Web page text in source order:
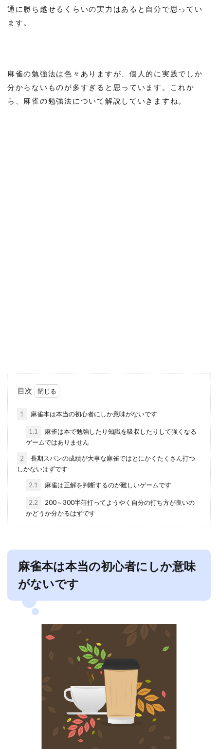
通に勝ち越せるくらいの実力はあると自分で思ってい
ます。
麻雀の勉強法は色々ありますが、個人的に実践でしか
分からないものが多すぎると思っています。これか
ら、麻雀の勉強法について解説していきますね。
目次
1 麻雀本は本当の初心者にしか意味がないです
1.1
麻雀は本で勉強したり知識を吸収したりして強くなる
ゲームではありません
2
長期スパンの成績が大事な麻雀ではとにかくたくさん打つ
しかないはずです
2.1 麻雀は正解を判断するのが難しいゲームです
2.2
200～300半荘打ってようやく自分の打ち方が良いの
かどうか分かるはずです
麻雀本は本当の初心者にしか意味
がないです